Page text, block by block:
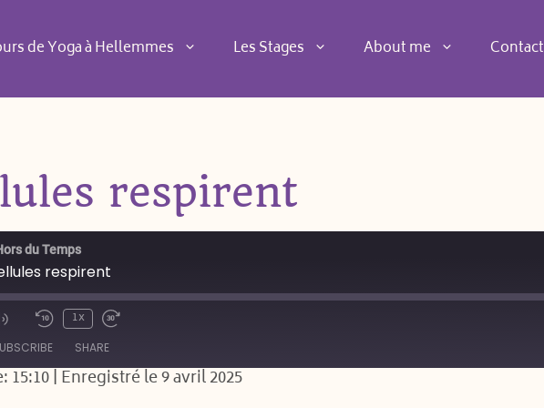
de Yoga à Hellemmes Les Stages About me Contact
respirent
du Temps
respirent
1x
SHARE
15:10| Enregistré le 9 avril 2025